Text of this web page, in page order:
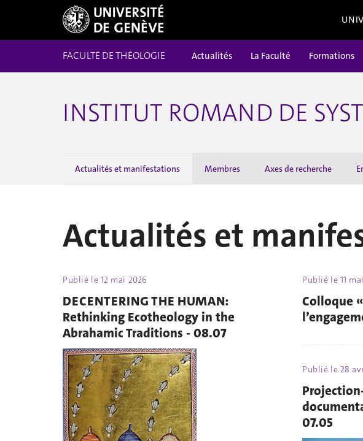
FACULTÉ DE THÉOLOGIE Actualités La Faculté Formations
INSTITUT ROMAND DE
Actualités et manifestations Membres Axes de recherche
Actualités et
Publié le 12 mai 2026
DECENTERING THE HUMAN:
Rethinking Ecotheology in the
Abrahamic Traditions - 08.07
Publié le 11
Colloque
Publié le 28
07.05